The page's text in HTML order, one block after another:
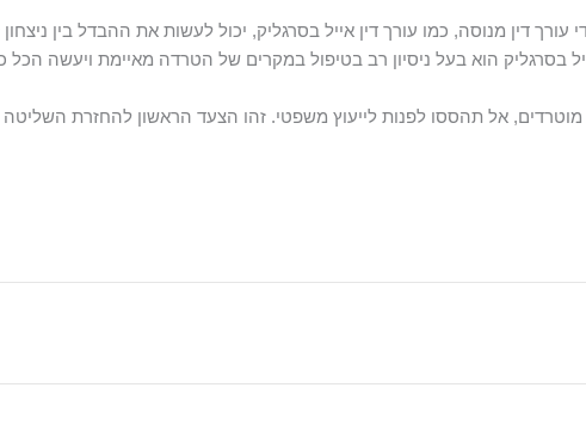
דין מנוסה, כמו עורך דין אייל בסרגליק, יכול לעשות את ההבדל בין ניצחון
בסרגליק הוא בעל ניסיון רב בטיפול במקרים של הטרדה מאיימת ויעשה הכל
אל תהססו לפנות לייעוץ משפטי. זהו הצעד הראשון להחזרת השליטה